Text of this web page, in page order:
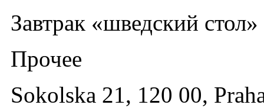
Завтрак «шведский
Прочее
Sokolska 21, 120 00,